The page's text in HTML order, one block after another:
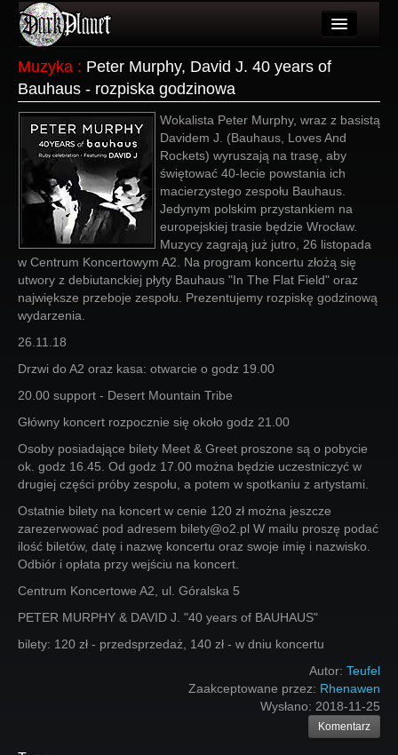
Użytkownicy
Wydarzenia
Galeria
Forum
Więcej
Login
Muzyka : Peter Murphy, David J. 40 years of
Bauhaus - rozpiska godzinowa
Wokalista Peter Murphy, wraz z basistą
Davidem J. (Bauhaus, Loves And
Rockets) wyruszają na trasę, aby
świętować 40-lecie powstania ich
macierzystego zespołu Bauhaus.
Jedynym polskim przystankiem na
europejskiej trasie będzie Wrocław.
Muzycy zagrają już jutro, 26 listopada
w Centrum Koncertowym A2. Na program koncertu złożą się
utwory z debiutanckiej płyty Bauhaus "In The Flat Field" oraz
największe przeboje zespołu. Prezentujemy rozpiskę godzinową
wydarzenia.
26.11.18
Drzwi do A2 oraz kasa: otwarcie o godz 19.00
20.00 support - Desert Mountain Tribe
Główny koncert rozpocznie się około godz 21.00
Osoby posiadające bilety Meet & Greet proszone są o pobycie
ok. godz 16.45. Od godz 17.00 można będzie uczestniczyć w
drugiej części próby zespołu, a potem w spotkaniu z artystami.
Ostatnie bilety na koncert w cenie 120 zł można jeszcze
zarezerwować pod adresem bilety@o2.pl W mailu proszę podać
ilość biletów, datę i nazwę koncertu oraz swoje imię i nazwisko.
Odbiór i opłata przy wejściu na koncert.
Centrum Koncertowe A2, ul. Góralska 5
PETER MURPHY & DAVID J. "40 years of BAUHAUS"
bilety: 120 zł - przedsprzedaż, 140 zł - w dniu koncertu
Autor: Teufel
Zaakceptowane przez: Rhenawen
Wysłano: 2018-11-25
Komentarz